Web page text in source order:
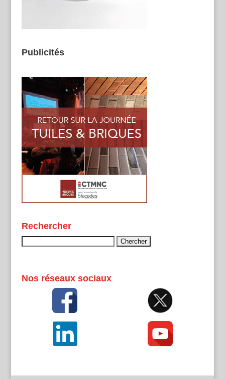
Publicités
Rechercher
Nos réseaux sociaux